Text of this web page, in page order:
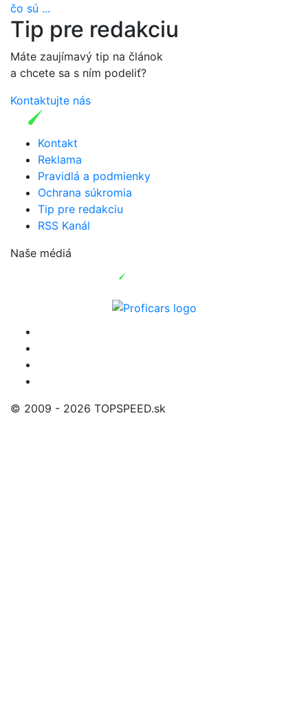
čo sú ...
Tip pre redakciu
Máte zaujímavý tip na článok
a chcete sa s ním podeliť?
Kontaktujte nás
Kontakt
Reklama
Pravidlá a podmienky
Ochrana súkromia
Tip pre redakciu
RSS Kanál
Naše médiá
© 2009 - 2026 TOPSPEED.sk